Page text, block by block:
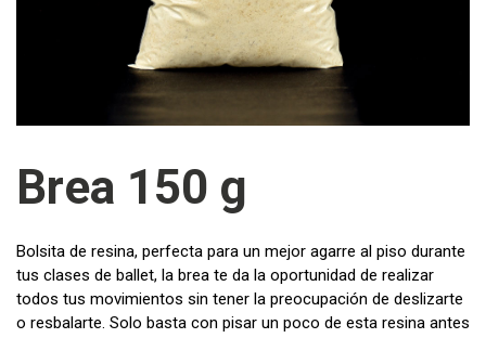
Brea 150 g
Bolsita de resina, perfecta para un mejor agarre al piso durante
tus clases de ballet, la brea te da la oportunidad de realizar
todos tus movimientos sin tener la preocupación de deslizarte
o resbalarte. Solo basta con pisar un poco de esta resina antes